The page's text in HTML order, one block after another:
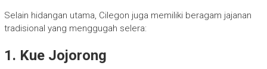
Selain hidangan utama, Cilegon juga memiliki beragam jajanan
tradisional yang menggugah selera:
1. Kue Jojorong